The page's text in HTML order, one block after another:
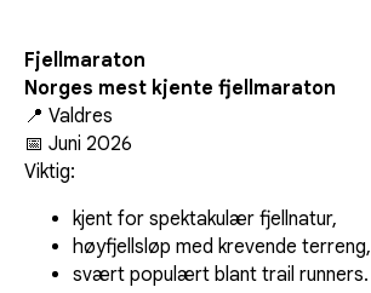
Fjellmaraton
Norges mest kjente fjellmaraton
📍 Valdres
📅 Juni 2026
Viktig:
kjent for spektakulær fjellnatur,
høyfjellsløp med krevende terreng,
svært populært blant trail runners.